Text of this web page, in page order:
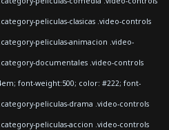
peliculas-clasicas .video-controls
peliculas-animacion .video-
documentales .video-controls
font-weight:500; color: #222; font-
peliculas-drama .video-controls
peliculas-accion .video-controls